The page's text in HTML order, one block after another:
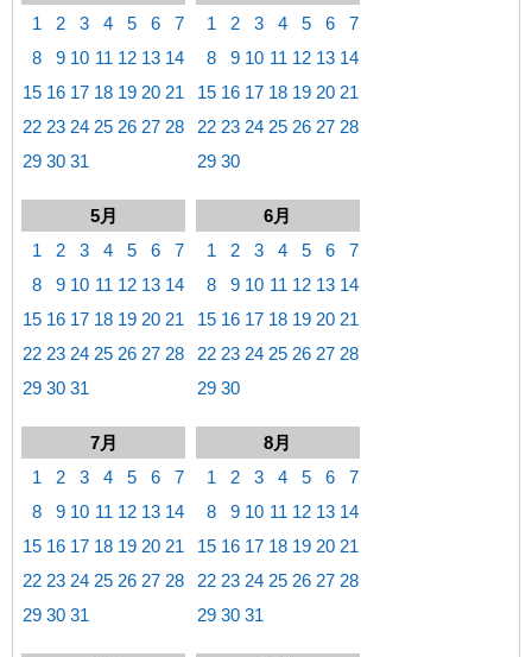
1
2 3 4 5 6
7
8
9 10 11 12 13 14
15 16 17 18 19 20 21
22 23 24 25 26 27 28
29 30 31
1
2 3 4 5 6
7
8
9 10 11 12 13 14
15 16 17 18 19 20 21
22 23 24 25 26 27 28
29 30
5月
1
2 3 4 5 6
7
8
9 10 11 12 13 14
15 16 17 18 19 20 21
22 23 24 25 26 27 28
29 30 31
6月
1
2 3 4 5 6
7
8
9 10 11 12 13 14
15 16 17 18 19 20 21
22 23 24 25 26 27 28
29 30
7月
1
2 3 4 5 6
7
8
9 10 11 12 13 14
15 16 17 18 19 20 21
22 23 24 25 26 27 28
29 30 31
8月
1
2 3 4 5 6
7
8
9 10 11 12 13 14
15 16 17 18 19 20 21
22 23 24 25 26 27 28
29 30 31